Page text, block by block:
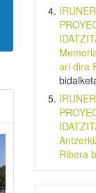
ari dira
Ribera